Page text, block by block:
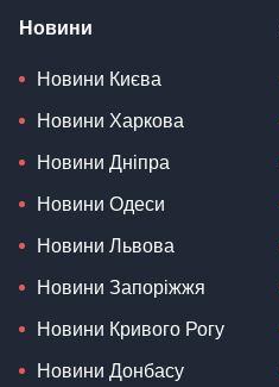
Новини
Новини Києва
Новини Харкова
Новини Дніпра
Новини Одеси
Новини Львова
Новини Запоріжжя
Новини Кривого Рогу
Новини Донбасу